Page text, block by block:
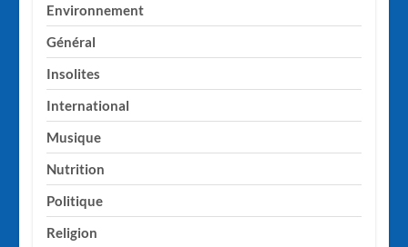
Environnement
Général
Insolites
International
Musique
Nutrition
Politique
Religion